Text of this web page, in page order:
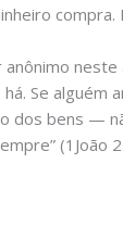
Se alguém
dos bens —
(1João